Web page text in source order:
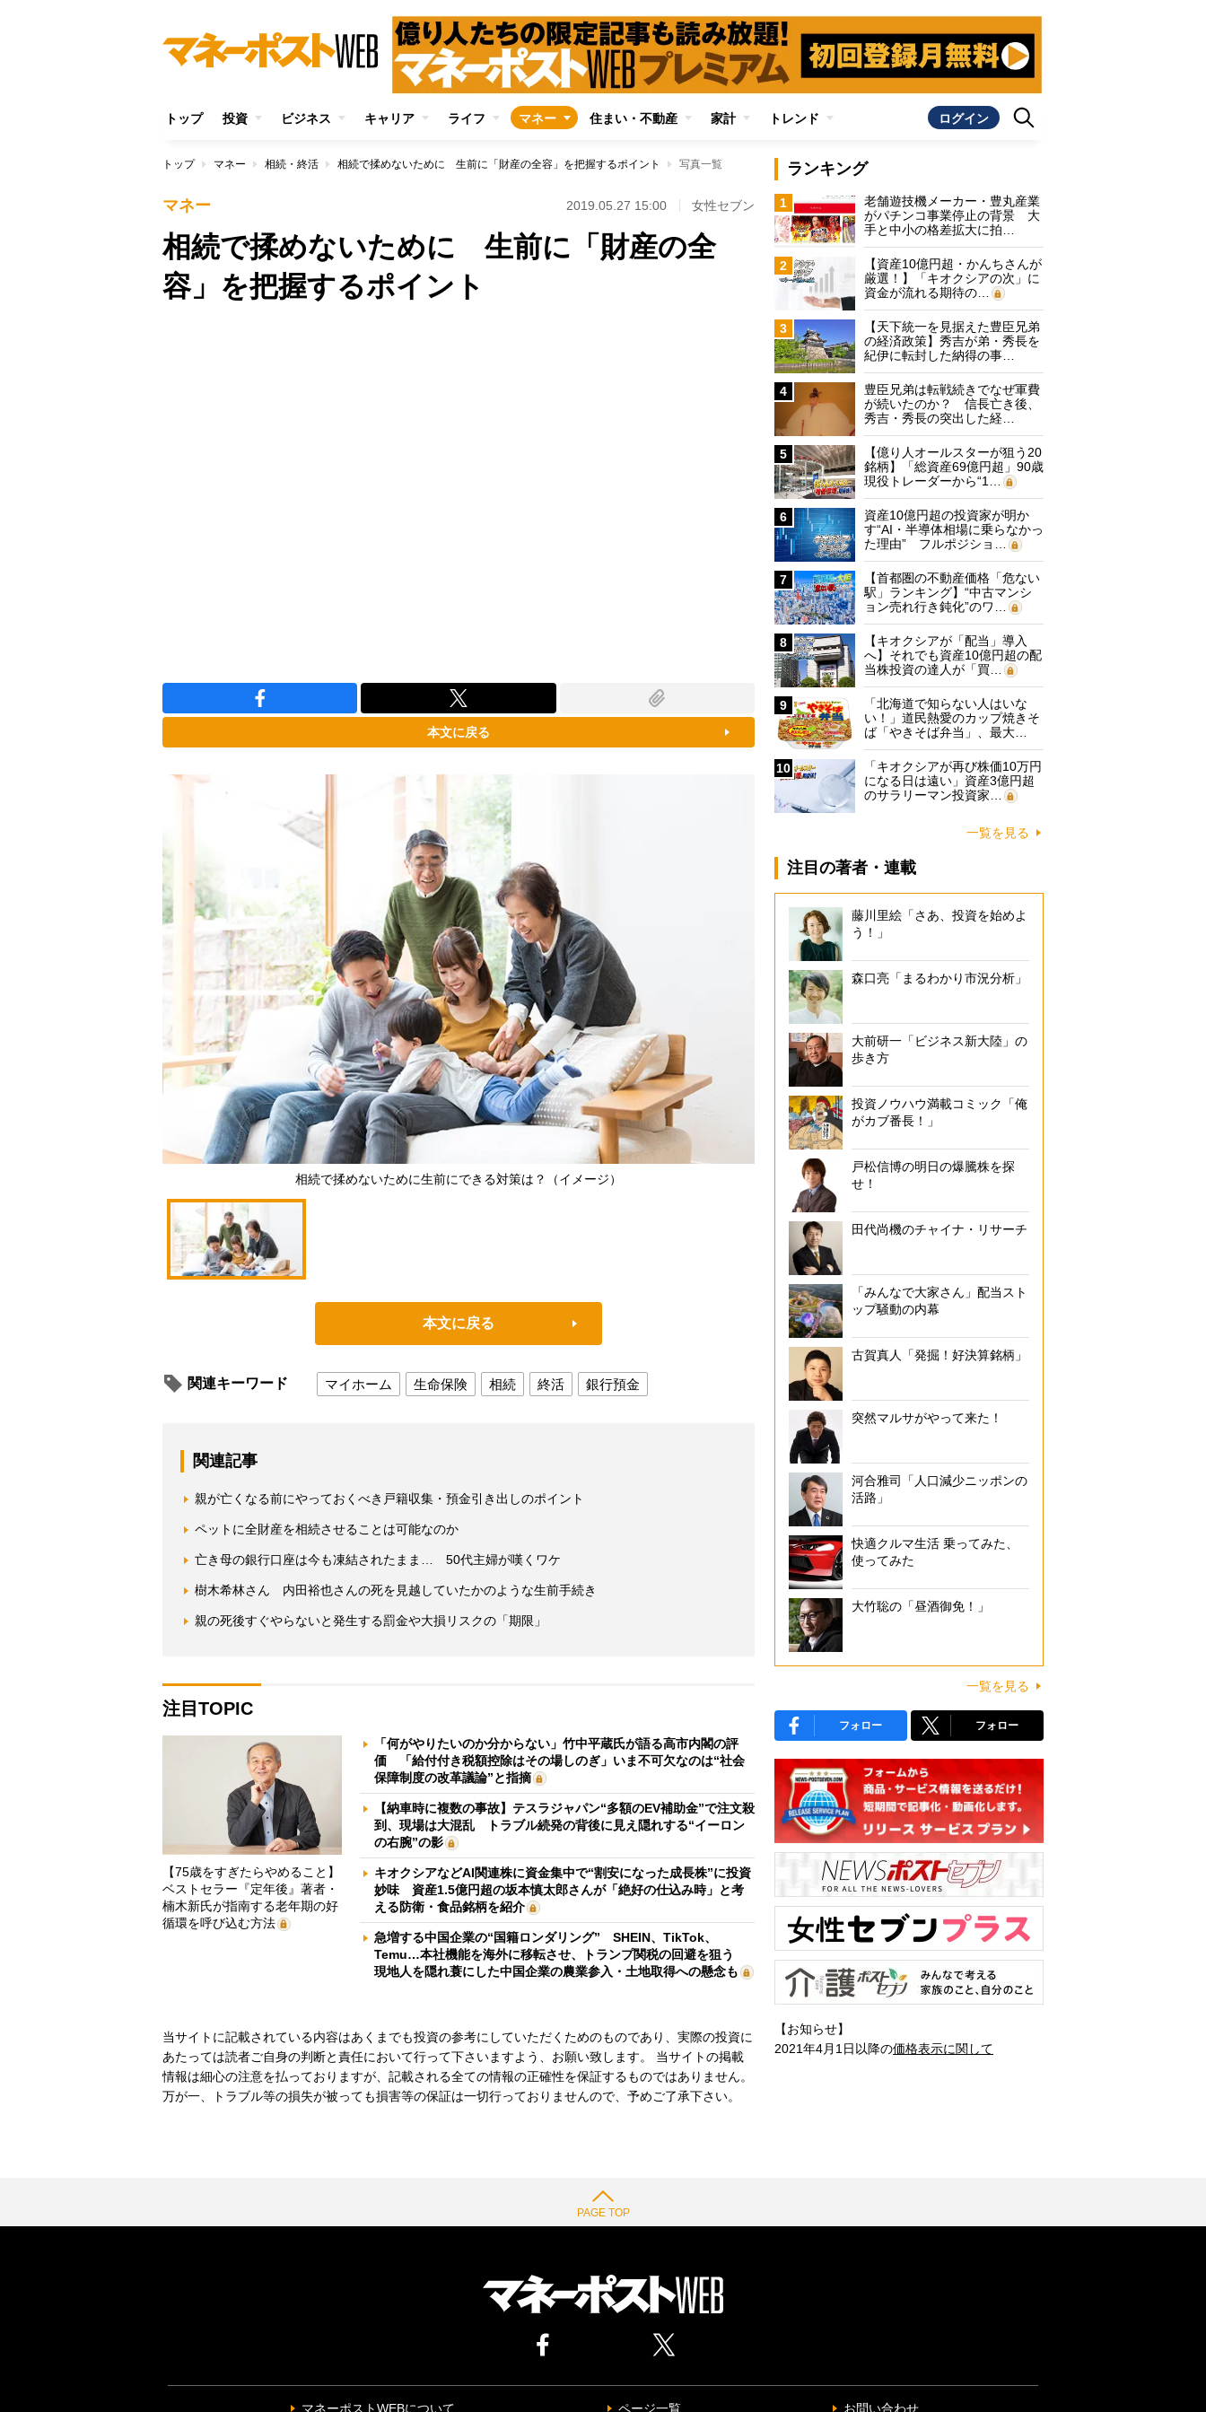
トップ 投資 ビジネス キャリア ライフ マネー 住まい・不動産 家計 トレンド ログイン
トップ マネー 相続・終活 相続で揉めないために 生前に「財産の全容」を把握するポイント 写真一覧
マネー 2019.05.27 15:00 女性セブン
相続で揉めないために 生前に「財産の全
容」を把握するポイント
本文に戻る
相続で揉めないために生前にできる対策は？（イメージ）
本文に戻る
関連キーワード マイホーム 生命保険 相続 終活 銀行預金
関連記事
親が亡くなる前にやっておくべき戸籍収集・預金引き出しのポイント
ペットに全財産を相続させることは可能なのか
亡き母の銀行口座は今も凍結されたまま… 50代主婦が嘆くワケ
樹木希林さん 内田裕也さんの死を見越していたかのような生前手続き
親の死後すぐやらないと発生する罰金や大損リスクの「期限」
注目TOPIC
【75歳をすぎたらやめること】
ベストセラー『定年後』著者・
楠木新氏が指南する老年期の好
循環を呼び込む方法
「何がやりたいのか分からない」竹中平蔵氏が語る高市内閣の評
価 「給付付き税額控除はその場しのぎ」いま不可欠なのは“社会
保障制度の改革議論”と指摘
【納車時に複数の事故】テスラジャパン“多額のEV補助金”で注文殺
到、現場は大混乱 トラブル続発の背後に見え隠れする“イーロン
の右腕”の影
キオクシアなどAI関連株に資金集中で“割安になった成長株”に投資
妙味 資産1.5億円超の坂本慎太郎さんが「絶好の仕込み時」と考
える防衛・食品銘柄を紹介
急増する中国企業の“国籍ロンダリング” SHEIN、TikTok、
Temu…本社機能を海外に移転させ、トランプ関税の回避を狙う
現地人を隠れ蓑にした中国企業の農業参入・土地取得への懸念も
当サイトに記載されている内容はあくまでも投資の参考にしていただくためのものであり、実際の投資に
あたっては読者ご自身の判断と責任において行って下さいますよう、お願い致します。 当サイトの掲載
情報は細心の注意を払っておりますが、記載される全ての情報の正確性を保証するものではありません。
万が一、トラブル等の損失が被っても損害等の保証は一切行っておりませんので、予めご了承下さい。
ランキング
1
老舗遊技機メーカー・豊丸産業
がパチンコ事業停止の背景 大
手と中小の格差拡大に拍…
2
【資産10億円超・かんちさんが
厳選！】「キオクシアの次」に
資金が流れる期待の…
3
【天下統一を見据えた豊臣兄弟
の経済政策】秀吉が弟・秀長を
紀伊に転封した納得の事…
4
豊臣兄弟は転戦続きでなぜ軍費
が続いたのか？ 信長亡き後、
秀吉・秀長の突出した経…
5
【億り人オールスターが狙う20
銘柄】「総資産69億円超」90歳
現役トレーダーから“1…
6
資産10億円超の投資家が明か
す“AI・半導体相場に乗らなかっ
た理由” フルポジショ…
7
【首都圏の不動産価格「危ない
駅」ランキング】“中古マンシ
ョン売れ行き鈍化”のワ…
8
【キオクシアが「配当」導入
へ】それでも資産10億円超の配
当株投資の達人が「買…
9
「北海道で知らない人はいな
い！」道民熱愛のカップ焼きそ
ば「やきそば弁当」、最大…
10
「キオクシアが再び株価10万円
になる日は遠い」資産3億円超
のサラリーマン投資家…
一覧を見る
注目の著者・連載
藤川里絵「さあ、投資を始めよ
う！」
森口亮「まるわかり市況分析」
大前研一「ビジネス新大陸」の
歩き方
投資ノウハウ満載コミック「俺
がカブ番長！」
戸松信博の明日の爆騰株を探
せ！
田代尚機のチャイナ・リサーチ
「みんなで大家さん」配当スト
ップ騒動の内幕
古賀真人「発掘！好決算銘柄」
突然マルサがやって来た！
河合雅司「人口減少ニッポンの
活路」
快適クルマ生活 乗ってみた、
使ってみた
大竹聡の「昼酒御免！」
一覧を見る
フォロー フォロー
【お知らせ】
2021年4月1日以降の価格表示に関して
PAGE TOP
マネーポストWEBについて ページ一覧 お問い合わせ